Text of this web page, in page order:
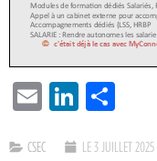
EMAIL LINKEDIN
CSEC LE 3 JUILLET 2025